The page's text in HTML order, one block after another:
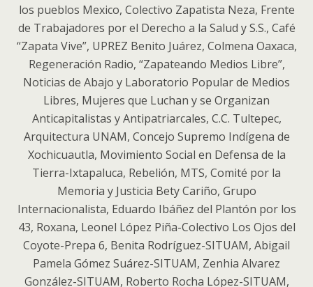
los pueblos Mexico, Colectivo Zapatista Neza, Frente
de Trabajadores por el Derecho a la Salud y S.S., Café
“Zapata Vive”, UPREZ Benito Juárez, Colmena Oaxaca,
Regeneración Radio, “Zapateando Medios Libre”,
Noticias de Abajo y Laboratorio Popular de Medios
Libres, Mujeres que Luchan y se Organizan
Anticapitalistas y Antipatriarcales, C.C. Tultepec,
Arquitectura UNAM, Concejo Supremo Indígena de
Xochicuautla, Movimiento Social en Defensa de la
Tierra-Ixtapaluca, Rebelión, MTS, Comité por la
Memoria y Justicia Bety Cariño, Grupo
Internacionalista, Eduardo Ibáñez del Plantón por los
43, Roxana, Leonel López Piña-Colectivo Los Ojos del
Coyote-Prepa 6, Benita Rodríguez-SITUAM, Abigail
Pamela Gómez Suárez-SITUAM, Zenhia Alvarez
González-SITUAM, Roberto Rocha López-SITUAM,